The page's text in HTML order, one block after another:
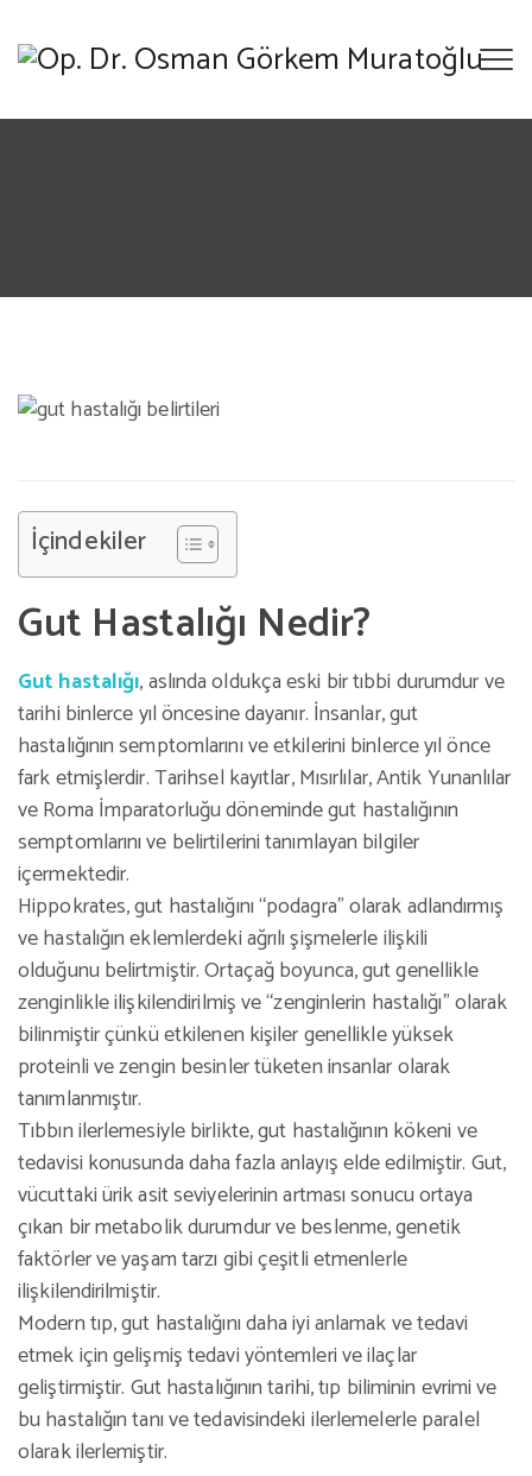
İçindekiler
Gut Hastalığı Nedir?
Gut hastalığı, aslında oldukça eski bir tıbbi durumdur ve
tarihi binlerce yıl öncesine dayanır. İnsanlar, gut
hastalığının semptomlarını ve etkilerini binlerce yıl önce
fark etmişlerdir. Tarihsel kayıtlar, Mısırlılar, Antik Yunanlılar
ve Roma İmparatorluğu döneminde gut hastalığının
semptomlarını ve belirtilerini tanımlayan bilgiler
içermektedir.
Hippokrates, gut hastalığını “podagra” olarak adlandırmış
ve hastalığın eklemlerdeki ağrılı şişmelerle ilişkili
olduğunu belirtmiştir. Ortaçağ boyunca, gut genellikle
zenginlikle ilişkilendirilmiş ve “zenginlerin hastalığı” olarak
bilinmiştir çünkü etkilenen kişiler genellikle yüksek
proteinli ve zengin besinler tüketen insanlar olarak
tanımlanmıştır.
Tıbbın ilerlemesiyle birlikte, gut hastalığının kökeni ve
tedavisi konusunda daha fazla anlayış elde edilmiştir. Gut,
vücuttaki ürik asit seviyelerinin artması sonucu ortaya
çıkan bir metabolik durumdur ve beslenme, genetik
faktörler ve yaşam tarzı gibi çeşitli etmenlerle
ilişkilendirilmiştir.
Modern tıp, gut hastalığını daha iyi anlamak ve tedavi
etmek için gelişmiş tedavi yöntemleri ve ilaçlar
geliştirmiştir. Gut hastalığının tarihi, tıp biliminin evrimi ve
bu hastalığın tanı ve tedavisindeki ilerlemelerle paralel
olarak ilerlemiştir.